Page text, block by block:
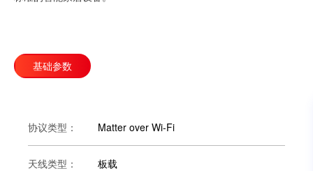
基础参数
协议类型： Matter over Wi-Fi
天线类型： 板载